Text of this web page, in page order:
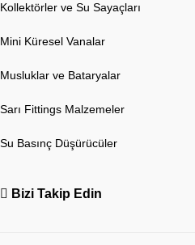
Kollektörler ve Su Sayaçları
Mini Küresel Vanalar
Musluklar ve Bataryalar
Sarı Fittings Malzemeler
Su Basınç Düşürücüler
Bizi Takip Edin